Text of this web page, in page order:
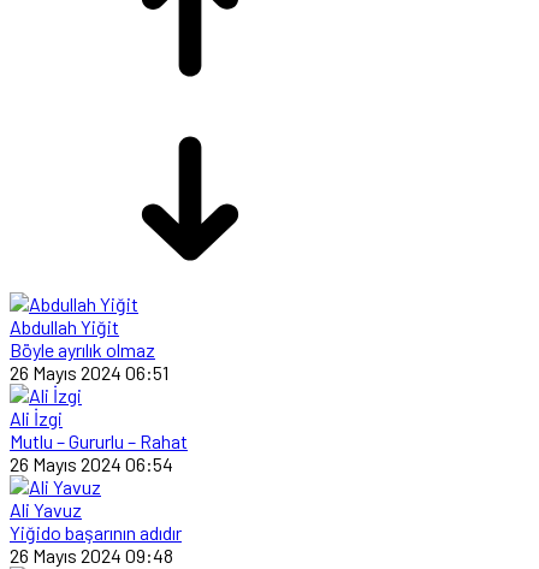
Abdullah Yiğit
Böyle ayrılık olmaz
26 Mayıs 2024 06:51
Ali İzgi
Mutlu – Gururlu – Rahat
26 Mayıs 2024 06:54
Ali Yavuz
Yiğido başarının adıdır
26 Mayıs 2024 09:48